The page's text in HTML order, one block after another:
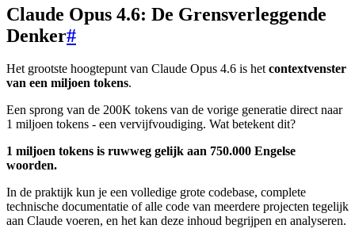
Claude Opus 4.6: De Grensverleggende
Denker#
Het grootste hoogtepunt van Claude Opus 4.6 is hetcontextvenster
van een miljoen tokens.
Een sprong van de 200K tokens van de vorige generatie direct naar
1 miljoen tokens - een vervijfvoudiging. Wat betekent dit?
1 miljoen tokens is ruwweg gelijk aan 750.000 Engelse
woorden.
In de praktijk kun je een volledige grote codebase, complete
technische documentatie of alle code van meerdere projecten tegelijk
aan Claude voeren, en het kan deze inhoud begrijpen en analyseren.